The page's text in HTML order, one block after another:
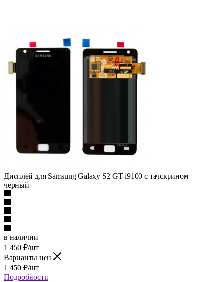
Дисплей для Samsung Galaxy S2 GT-i9100 с тачскрином
черный
в наличии
1 450 ₽/шт
Варианты цен
1 450 ₽/шт
Подробности